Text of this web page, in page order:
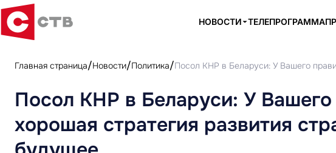
НОВОСТИ ТЕЛЕПРОГРАММА
Главная страница Новости Политика Посол КНР в Беларуси: У Вашего
Посол КНР в Беларуси: У
хорошая стратегия развития